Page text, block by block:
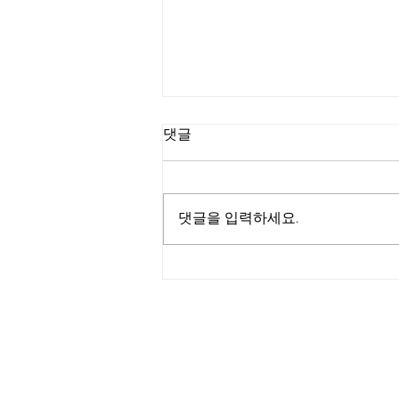
댓글
댓글을 입력하세요.